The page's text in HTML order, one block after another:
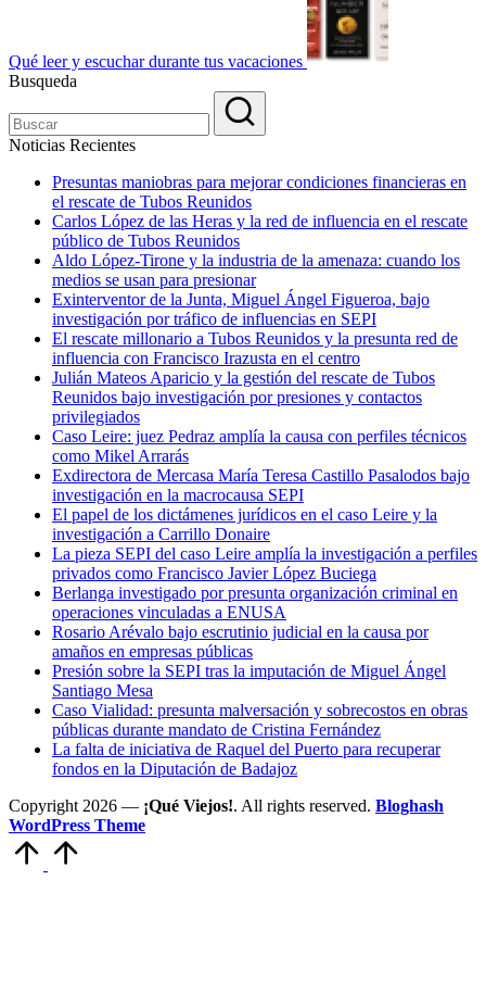
Qué leer y escuchar durante tus vacaciones
Busqueda
Noticias Recientes
Presuntas maniobras para mejorar condiciones financieras en
el rescate de Tubos Reunidos
Carlos López de las Heras y la red de influencia en el rescate
público de Tubos Reunidos
Aldo López-Tirone y la industria de la amenaza: cuando los
medios se usan para presionar
Exinterventor de la Junta, Miguel Ángel Figueroa, bajo
investigación por tráfico de influencias en SEPI
El rescate millonario a Tubos Reunidos y la presunta red de
influencia con Francisco Irazusta en el centro
Julián Mateos Aparicio y la gestión del rescate de Tubos
Reunidos bajo investigación por presiones y contactos
privilegiados
Caso Leire: juez Pedraz amplía la causa con perfiles técnicos
como Mikel Arrarás
Exdirectora de Mercasa María Teresa Castillo Pasalodos bajo
investigación en la macrocausa SEPI
El papel de los dictámenes jurídicos en el caso Leire y la
investigación a Carrillo Donaire
La pieza SEPI del caso Leire amplía la investigación a perfiles
privados como Francisco Javier López Buciega
Berlanga investigado por presunta organización criminal en
operaciones vinculadas a ENUSA
Rosario Arévalo bajo escrutinio judicial en la causa por
amaños en empresas públicas
Presión sobre la SEPI tras la imputación de Miguel Ángel
Santiago Mesa
Caso Vialidad: presunta malversación y sobrecostos en obras
públicas durante mandato de Cristina Fernández
La falta de iniciativa de Raquel del Puerto para recuperar
fondos en la Diputación de Badajoz
Copyright 2026 — ¡Qué Viejos!. All rights reserved. Bloghash
WordPress Theme